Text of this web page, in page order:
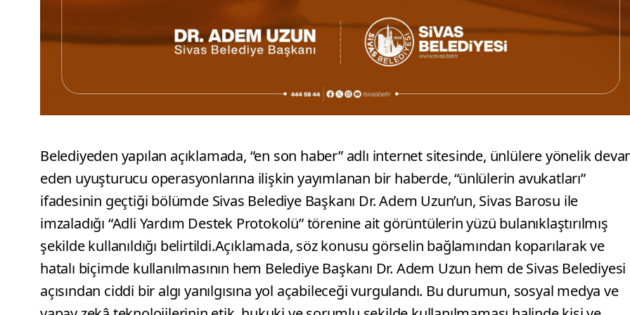
Belediyeden yapılan açıklamada, “en son haber” adlı internet sitesinde, ünlülere yönelik
eden uyuşturucu operasyonlarına ilişkin yayımlanan bir haberde, “ünlülerin avukatları”
ifadesinin geçtiği bölümde Sivas Belediye Başkanı Dr. Adem Uzun’un, Sivas Barosu ile
imzaladığı “Adli Yardım Destek Protokolü” törenine ait görüntülerin yüzü bulanıklaştırılmış
şekilde kullanıldığı belirtildi.Açıklamada, söz konusu görselin bağlamından koparılarak ve
hatalı biçimde kullanılmasının hem Belediye Başkanı Dr. Adem Uzun hem de Sivas Belediyesi
açısından ciddi bir algı yanılgısına yol açabileceği vurgulandı. Bu durumun, sosyal medya ve